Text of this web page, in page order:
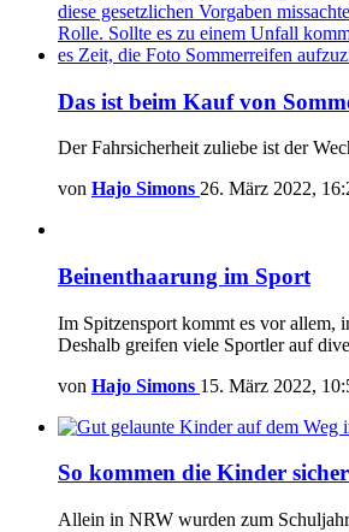
Das ist beim Kauf von
Der Fahrsicherheit zuliebe ist der
von Hajo Simons 26. März 2022,
Beinenthaarung im Sport
Im Spitzensport kommt es vor allem,
Deshalb greifen viele Sportler auf
von Hajo Simons 15. März 2022,
So kommen die Kinder
Allein in NRW wurden zum